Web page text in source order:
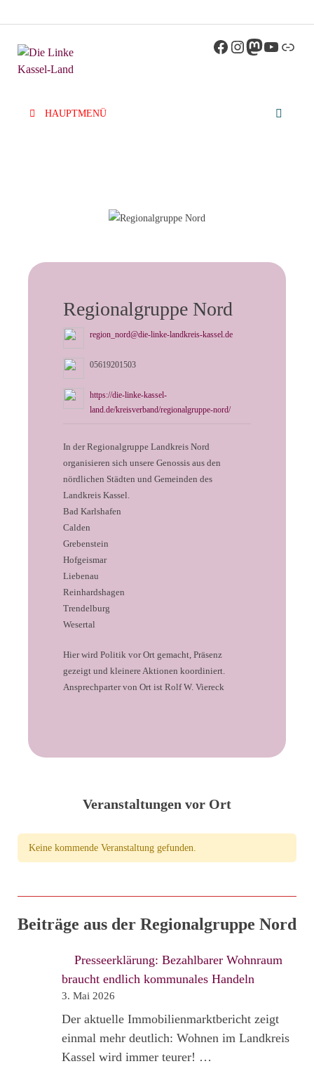
Kassel-Land
HAUPTMENÜ
Regionalgruppe Nord
region_nord@die-linke-landkreis-kassel.de
05619201503
https://die-linke-kassel-
land.de/kreisverband/regionalgruppe-nord/
In der Regionalgruppe Landkreis Nord
organisieren sich unsere Genossis aus den
nördlichen Städten und Gemeinden des
Landkreis Kassel.
Bad Karlshafen
Calden
Grebenstein
Hofgeismar
Liebenau
⁠Reinhardshagen
Trendelburg
Wesertal
Hier wird Politik vor Ort gemacht, Präsenz
gezeigt und kleinere Aktionen koordiniert.
Ansprechparter von Ort ist Rolf W. Viereck
Veranstaltungen vor Ort
Keine kommende Veranstaltung gefunden.
Beiträge aus der Regionalgruppe Nord
Presseerklärung: Bezahlbarer Wohnraum
braucht endlich kommunales Handeln
3. Mai 2026
Der aktuelle Immobilienmarktbericht zeigt
einmal mehr deutlich: Wohnen im Landkreis
Kassel wird immer teurer! …